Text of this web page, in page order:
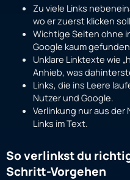
Zu viele Links
wo er zuerst klicken
Wichtige Seiten ohne
Google kaum
Unklare Linktexte wie
Anhieb, was
Links, die ins Leere
Nutzer und Google.
Verlinkung nur aus der
Links im Text.
So verlinkst du
Schritt-Vorgehen